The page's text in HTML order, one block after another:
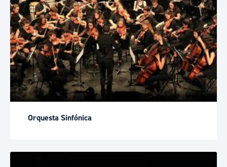
Orquesta Sinfónica